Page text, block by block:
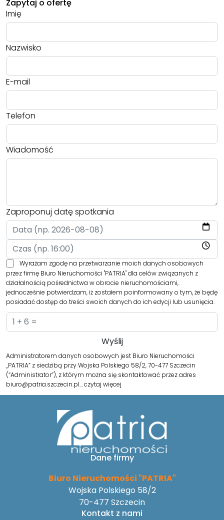
Zapytaj o ofertę
Imię
Nazwisko
E-mail
Telefon
Wiadomość
Zaproponuj datę spotkania
Wyrażam zgodę na przetwarzanie moich danych osobowych
przez firmę Biuro Nieruchomości "PATRIA" dla celów związanych z
działalnością pośrednictwa w obrocie nieruchomościami,
jednocześnie potwierdzam, iż zostałem poinformowany o tym, że będę
posiadać dostęp do treści swoich danych do ich edycji lub usunięcia.
Administratorem danych osobowych jest Biuro Nieruchomości
„PATRIA” z siedzibą przy Wojska Polskiego 58/2, 70-477 Szczecin
(“Administrator”), z którym można się skontaktować przez adres
biuro@patria.szczecin.pl…czytaj więcej
Dane firmy
Biuro Nieruchomości "PATRIA"
Wojska Polskiego 58/2
70-477 Szczecin
Kontakt z nami